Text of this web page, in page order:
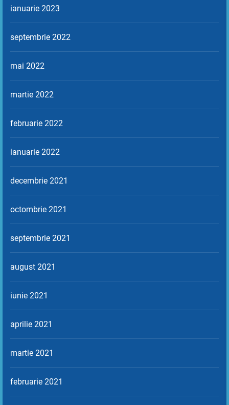
ianuarie 2023
septembrie 2022
mai 2022
martie 2022
februarie 2022
ianuarie 2022
decembrie 2021
octombrie 2021
septembrie 2021
august 2021
iunie 2021
aprilie 2021
martie 2021
februarie 2021